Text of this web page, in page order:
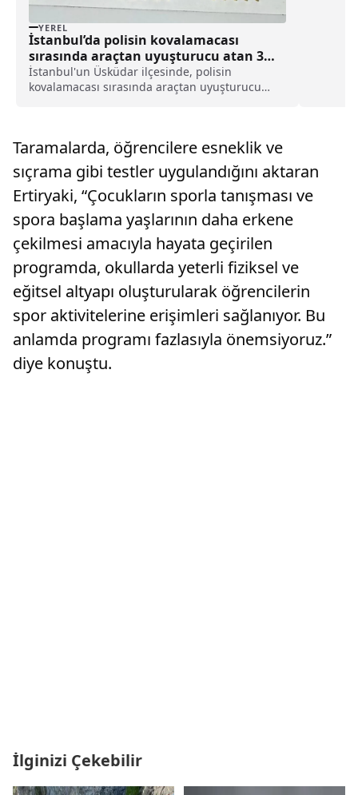
YEREL
İstanbul’da polisin kovalamacası
sırasında araçtan uyuşturucu atan 3
kişi tutuklandı haberi
İstanbul'un Üsküdar ilçesinde, polisin
kovalamacası sırasında araçtan uyuşturucu
başladığı araçtan...
Taramalarda, öğrencilere esneklik ve
sıçrama gibi testler uygulandığını aktaran
Ertiryaki, “Çocukların sporla tanışması ve
spora başlama yaşlarının daha erkene
çekilmesi amacıyla hayata geçirilen
programda, okullarda yeterli fiziksel ve
eğitsel altyapı oluşturularak öğrencilerin
spor aktivitelerine erişimleri sağlanıyor. ​​Bu
anlamda programı fazlasıyla önemsiyoruz.”
diye konuştu.
İlginizi Çekebilir